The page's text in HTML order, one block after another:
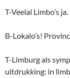
T-Veelal Limbo’s
B-Lokalo’s!
T-Limburg als
uitdrukking: in